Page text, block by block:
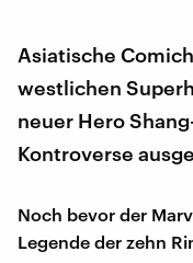
Asiatische
westlichen
neuer Hero
Kontroverse
Noch bevor der
Legende der zehn